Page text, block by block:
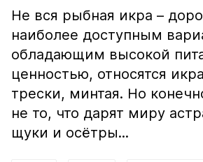
Не вся рыбная икра –
наиболее доступным
обладающим высокой
ценностью, относятся
трески, минтая. Но
не то, что дарят миру
щуки и осётры...